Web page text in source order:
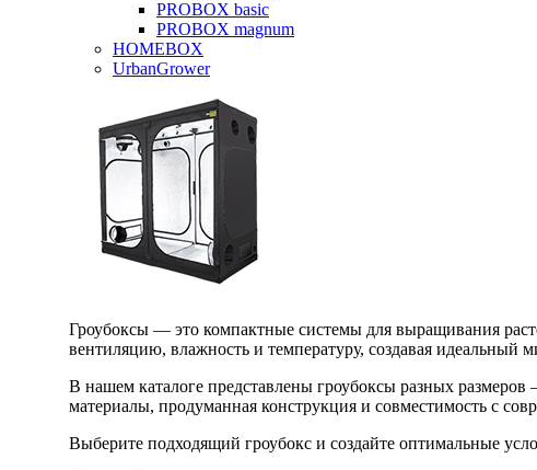
PROBOX basic
PROBOX magnum
HOMEBOX
UrbanGrower
Гроубоксы — это компактные системы для выращивания
вентиляцию, влажность и температуру, создавая идеальный
В нашем каталоге представлены гроубоксы разных
материалы, продуманная конструкция и совместимость с
Выберите подходящий гроубокс и создайте оптимальные